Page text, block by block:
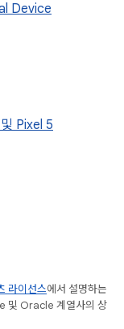
Device
Pixel 5
라이선스에서 설명하는
및 Oracle 계열사의 상